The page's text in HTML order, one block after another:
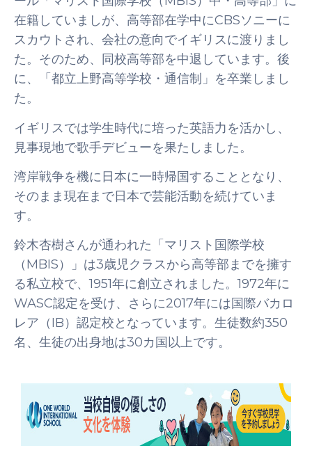
在籍していましが、高等部在学中にCBSソニーに
スカウトされ、会社の意向でイギリスに渡りまし
た。そのため、同校高等部を中退しています。後
に、「都立上野高等学校・通信制」を卒業しまし
た。
イギリスでは学生時代に培った英語力を活かし、
見事現地で歌手デビューを果たしました。
湾岸戦争を機に日本に一時帰国することとなり、
そのまま現在まで日本で芸能活動を続けていま
す。
鈴木杏樹さんが通われた「マリスト国際学校
（MBIS）」は3歳児クラスから高等部までを擁す
る私立校で、1951年に創立されました。1972年に
WASC認定を受け、さらに2017年には国際バカロ
レア（IB）認定校となっています。生徒数約350
名、生徒の出身地は30カ国以上です。